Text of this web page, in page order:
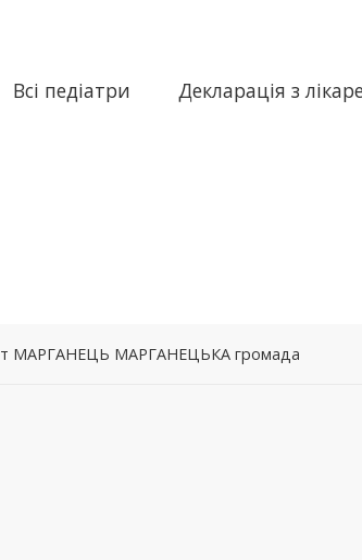
Всі педіатри Декларація з
МАРГАНЕЦЬ МАРГАНЕЦЬКА громада